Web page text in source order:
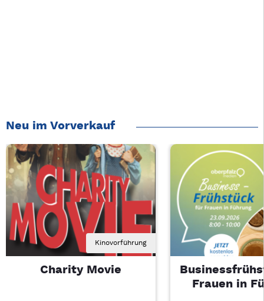
Neu im Vorverkauf
Kinovorführung
Charity Movie
Frauen in